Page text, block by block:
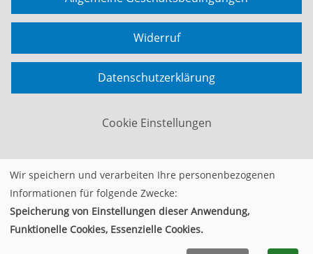
Widerruf
Datenschutzerklärung
Cookie Einstellungen
Widerrufsformular
© 2026 Kufer Software GmbH
Wir speichern und verarbeiten Ihre personenbezogenen
Informationen für folgende Zwecke:
Speicherung von Einstellungen dieser Anwendung,
Funktionelle Cookies, Essenzielle Cookies.